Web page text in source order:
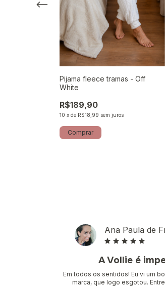
Pijama fleece tramas - Off
White
R$189,90
10 x de R$18,99 sem juros
Comprar
Ana Paula de
A Vollie é
Em todos os sentidos! Eu vi um
marca, que logo esgotou.